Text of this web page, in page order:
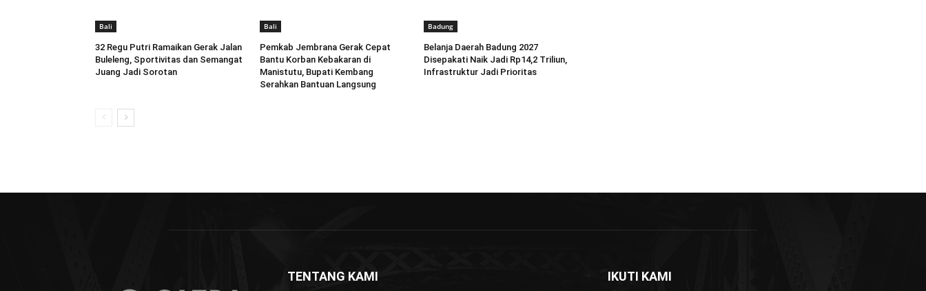
Bali
32 Regu Putri Ramaikan Gerak Jalan
Buleleng, Sportivitas dan Semangat
Juang Jadi Sorotan
Bali
Pemkab Jembrana Gerak Cepat
Bantu Korban Kebakaran di
Manistutu, Bupati Kembang
Serahkan Bantuan Langsung
Badung
Belanja Daerah Badung 2027
Disepakati Naik Jadi Rp14,2 Triliun,
Infrastruktur Jadi Prioritas
TENTANG KAMI IKUTI KAMI